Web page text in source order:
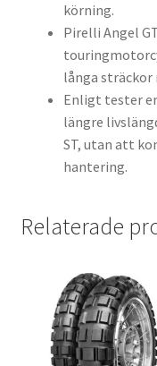
körning.
Pirelli Angel
långa sträckor
Enligt tester
längre
ST, utan att
hantering.
Relaterade